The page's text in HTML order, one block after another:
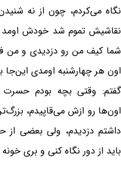
نگاه می‌کردم، چون از نه
نقاشیش تموم شد خودش
شما کیف من رو دزدیدی و من
اون هر چهارشنبه اومدی این‌جا
گفتم: وقتی بچه بودم حسرت
اون‌ها رو ازش می‌قاپیدم،
داشتم دزدیدم، ولی بعضی
باید از دور نگاه کنی و بری